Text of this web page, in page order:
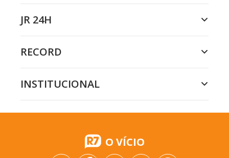
JR 24H
RECORD
INSTITUCIONAL
O VÍCIO